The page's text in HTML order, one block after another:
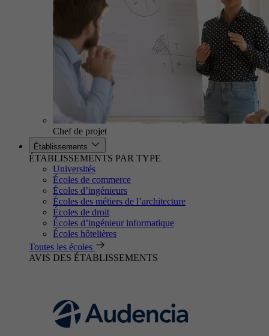
Chef de projet
Établissements
ÉTABLISSEMENTS PAR TYPE
Universités
Écoles de commerce
Écoles d’ingénieurs
Écoles des métiers de l’architecture
Écoles de droit
Écoles d’ingénieur informatique
Écoles hôtelières
Toutes les écoles
AVIS DES ÉTABLISSEMENTS